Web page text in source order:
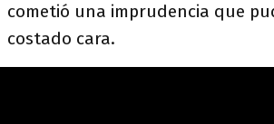
cometió una imprudencia que
costado cara.